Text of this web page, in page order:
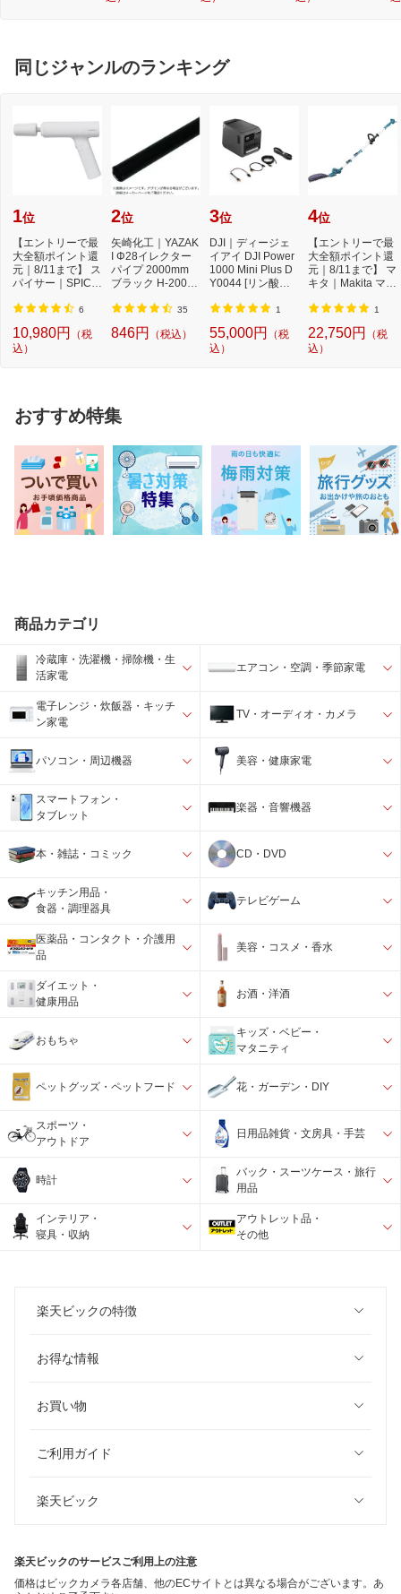
同じジャンルのランキング
1位
【エントリーで最
大全額ポイント還
元｜8/11まで】 ス
パイサー｜SPICE
ケ...
6
10,980円
（税
込）
2位
矢崎化工｜YAZAK
I Φ28イレクター
パイプ 2000mm
ブラック H-2000-
35
846円 （税込）
3位
DJI｜ディージェ
イアイ DJI Power
1000 Mini Plus D
Y0044 [リン酸鉄
電...
1
55,000円
（税
込）
4位
【エントリーで最
大全額ポイント還
元｜8/11まで】 マ
キタ｜Makita マキ
1
22,750円
（税
込）
おすすめ特集
商品カテゴリ
冷蔵庫・洗濯機・掃除機・生
活家電
エアコン・空調・季節家電
電子レンジ・炊飯器・キッチ
ン家電
TV・オーディオ・カメラ
パソコン・周辺機器 美容・健康家電
スマートフォン・
タブレット
楽器・音響機器
本・雑誌・コミック CD・DVD
キッチン用品・
食器・調理器具
テレビゲーム
医薬品・コンタクト・介護用
品
美容・コスメ・香水
ダイエット・
健康用品
お酒・洋酒
おもちゃ
キッズ・ベビー・
マタニティ
ペットグッズ・ペットフード 花・ガーデン・DIY
スポーツ・
アウトドア
日用品雑貨・文房具・手芸
時計
バック・スーツケース・旅行
用品
インテリア・
寝具・収納
アウトレット品・
その他
楽天ビックの特徴
お得な情報
お買い物
ご利用ガイド
楽天ビック
楽天ビックのサービスご利用上の注意
価格はビックカメラ各店舗、他のECサイトとは異なる場合がございます。あ